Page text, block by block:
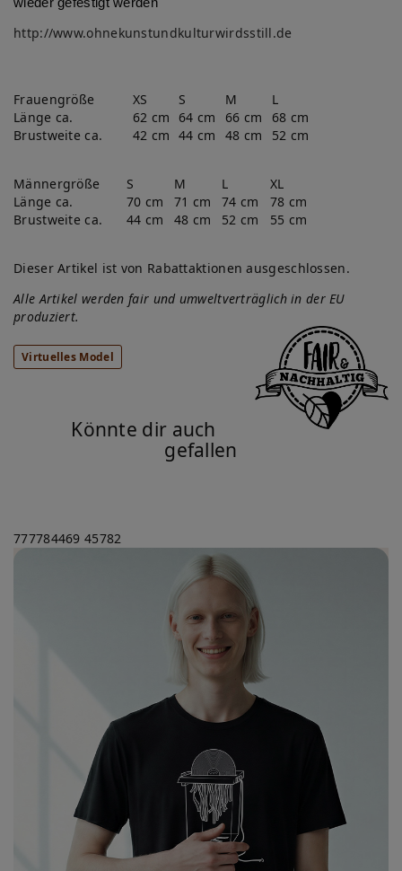
http://www.ohnekunstundkulturwirdsstill.de
Frauengröße XS S M
L
Länge ca.
62 cm 64 cm 66 cm
68 cm
Brustweite ca.
42 cm 44 cm 48 cm 52 cm
Männergröße S M L
XL
Länge ca.
70 cm 71 cm 74 cm
78 cm
Brustweite ca.
44 cm 48 cm 52 cm 55 cm
Dieser Artikel ist von Rabattaktionen ausgeschlossen.
Alle Artikel werden fair und umweltverträglich in der EU
produziert.
Virtuelles Model
Könnte dir auch
gefallen
777784469 45782